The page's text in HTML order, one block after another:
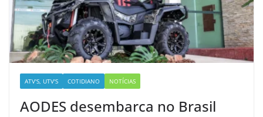
ATV'S, UTV'S COTIDIANO NOTÍCIAS
AODES desembarca no Brasil